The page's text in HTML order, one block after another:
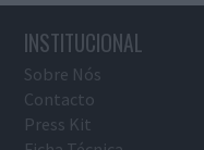
INSTITUCIONAL
Sobre Nós
Contacto
Press Kit